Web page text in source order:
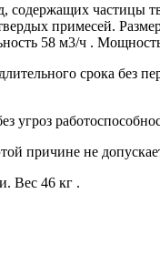
содержащих частицы
примесей.
58 м3/ч . Мощность
срока без
угроз
причине не
Вес 46 кг .